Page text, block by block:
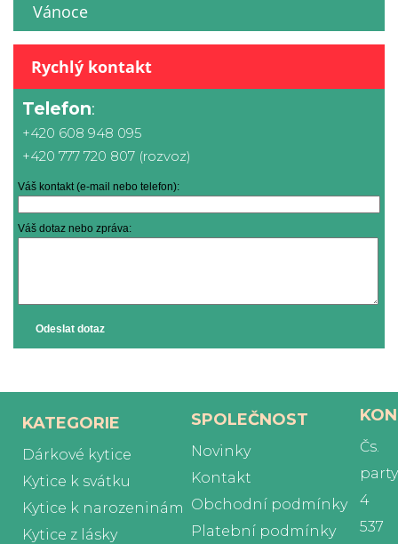
Vánoce
Rychlý kontakt
Telefon:
+420 608 948 095
+420 777 720 807 (rozvoz)
Váš kontakt (e-mail nebo telefon):
Váš dotaz nebo zpráva:
Odeslat dotaz
KATEGORIE
Dárkové kytice
Kytice k svátku
Kytice k narozeninám
Kytice z lásky
SPOLEČNOST
Novinky
Kontakt
Obchodní podmínky
Platební podmínky
Čs.
4
537